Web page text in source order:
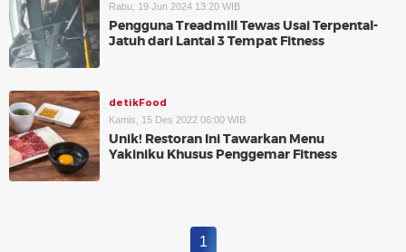
Rabu, 19 Jun 2024 13:20 WIB
Pengguna Treadmill Tewas Usai Terpental-
Jatuh dari Lantai 3 Tempat Fitness
detikFood
Kamis, 15 Des 2022 06:00 WIB
Unik! Restoran Ini Tawarkan Menu
Yakiniku Khusus Penggemar Fitness
1